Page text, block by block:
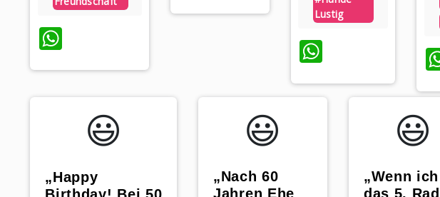
WhatsApp
Lustig
WhatsApp
😃️
„Happy
😃️
„Nach 60
Jahren Ehe
😃️
„Wenn ich
das 5. Rad